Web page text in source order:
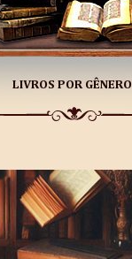
LIVROS POR GÊNERO